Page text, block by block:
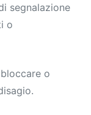
segnalazione
o
o